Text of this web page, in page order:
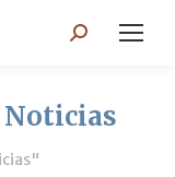
Search:
Noticias